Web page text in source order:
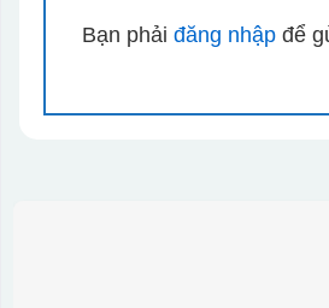
Bạn phải đăng nhậpđể